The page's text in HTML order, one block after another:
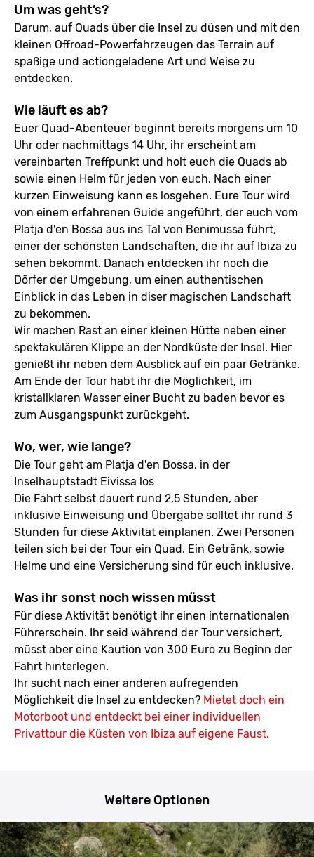
Um was geht’s?
Darum, auf Quads über die Insel zu düsen und mit den
kleinen Offroad-Powerfahrzeugen das Terrain auf
spaßige und actiongeladene Art und Weise zu
entdecken.
Wie läuft es ab?
Euer Quad-Abenteuer beginnt bereits morgens um 10
Uhr oder nachmittags 14 Uhr, ihr erscheint am
vereinbarten Treffpunkt und holt euch die Quads ab
sowie einen Helm für jeden von euch. Nach einer
kurzen Einweisung kann es losgehen. Eure Tour wird
von einem erfahrenen Guide angeführt, der euch vom
Platja d'en Bossa aus ins Tal von Benimussa führt,
einer der schönsten Landschaften, die ihr auf Ibiza zu
sehen bekommt. Danach entdecken ihr noch die
Dörfer der Umgebung, um einen authentischen
Einblick in das Leben in diser magischen Landschaft
zu bekommen.
Wir machen Rast an einer kleinen Hütte neben einer
spektakulären Klippe an der Nordküste der Insel. Hier
genießt ihr neben dem Ausblick auf ein paar Getränke.
Am Ende der Tour habt ihr die Möglichkeit, im
kristallklaren Wasser einer Bucht zu baden bevor es
zum Ausgangspunkt zurückgeht.
Wo, wer, wie lange?
Die Tour geht am Platja d'en Bossa, in der
Inselhauptstadt Eivissa los
Die Fahrt selbst dauert rund 2,5 Stunden, aber
inklusive Einweisung und Übergabe solltet ihr rund 3
Stunden für diese Aktivität einplanen. Zwei Personen
teilen sich bei der Tour ein Quad. Ein Getränk, sowie
Helme und eine Versicherung sind für euch inklusive.
Was ihr sonst noch wissen müsst
Für diese Aktivität benötigt ihr einen internationalen
Führerschein. Ihr seid während der Tour versichert,
müsst aber eine Kaution von 300 Euro zu Beginn der
Fahrt hinterlegen.
Ihr sucht nach einer anderen aufregenden
Möglichkeit die Insel zu entdecken? Mietet doch ein
Motorboot und entdeckt bei einer individuellen
Privattour die Küsten von Ibiza auf eigene Faust.
Weitere Optionen